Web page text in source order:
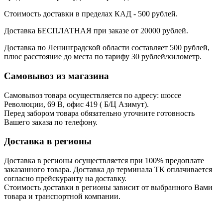
Стоимость доставки в пределах КАД - 500 рублей.
Доставка БЕСПЛАТНАЯ при заказе от 20000 рублей.
Доставка по Ленинградской области составляет 500 рублей,
плюс расстояние до места по тарифу 30 рублей/километр.
Самовывоз из магазина
Самовывоз товара осуществляется по адресу: шоссе
Революции, 69 В, офис 419 ( Б/Ц Азимут).
Перед забором товара обязательно уточните готовность
Вашего заказа по телефону.
Доставка в регионы
Доставка в регионы осуществляется при 100% предоплате
заказанного товара. Доставка до терминала ТК оплачивается
согласно прейскуранту на доставку.
Стоимость доставки в регионы зависит от выбранного Вами
товара и транспортной компании.